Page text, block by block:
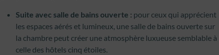
Suite avec salle de bains ouverte : pour ceux qui apprécient
les espaces aérés et lumineux, une salle de bains ouverte sur
la chambre peut créer une atmosphère luxueuse semblable à
celle des hôtels cinq étoiles.